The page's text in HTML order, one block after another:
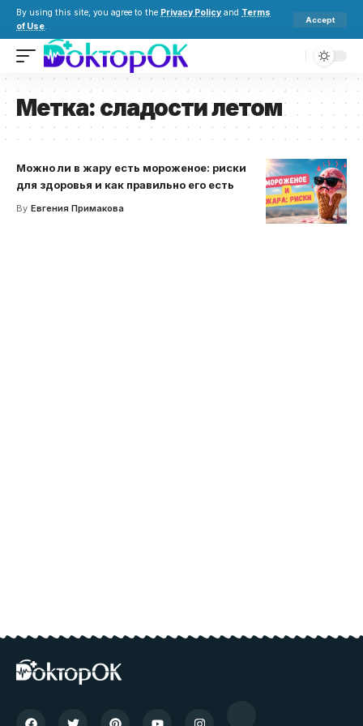
By using this site, you agree to the Privacy Policy and Terms
of Use.
Accept
Метка: сладости летом
Можно ли в жару есть мороженое: риски
для здоровья и как правильно его есть
By Евгения Примакова